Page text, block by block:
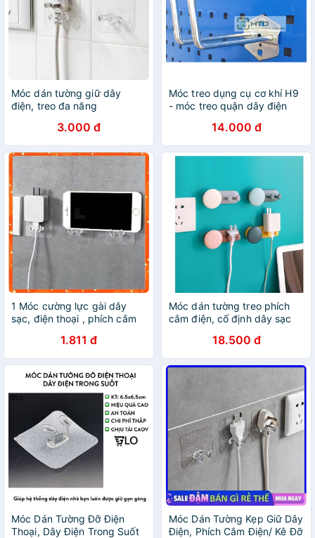
Móc dán tường giữ dây
điện, treo đa năng
3.000 đ
Móc treo dụng cụ cơ khí H9
- móc treo quận dây điện
14.000 đ
1 Móc cường lực gài dây
sạc, điện thoại , phích cắm
1.811 đ
Móc dán tường treo phích
cắm điện, cố định dây sạc
18.500 đ
Móc Dán Tường Đỡ Điện
Thoại, Dây Điện Trong Suốt
Móc Dán Tường Kẹp Giữ Dây
Điện, Phích Cắm Điện/ Kê Đỡ